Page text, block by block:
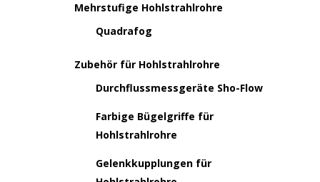
Mehrstufige Hohlstrahlrohre
Quadrafog
Zubehör für Hohlstrahlrohre
Durchflussmessgeräte Sho-Flow
Farbige Bügelgriffe für
Hohlstrahlrohre
Gelenkkupplungen für